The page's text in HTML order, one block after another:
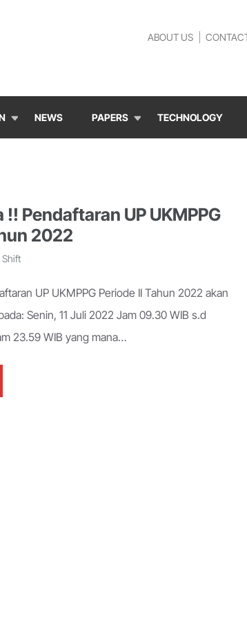
ABOUT US
NEWS PAPERS TECHNOLOGY
!! Pendaftaran UP UKMPPG
2022
Shift
UP UKMPPG Periode II Tahun 2022 akan
Senin, 11 Juli 2022 Jam 09.30 WIB s.d
23.59 WIB yang mana…